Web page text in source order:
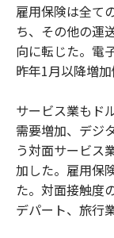
雇用保険は全て
ち、その他の運
向に転じた。電
昨年1月以降増加
サービス業もド
需要増加、デジ
う対面サービス
加した。雇用保
た。対面接触度
デパート、旅行